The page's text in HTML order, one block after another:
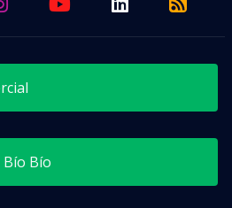
Bío